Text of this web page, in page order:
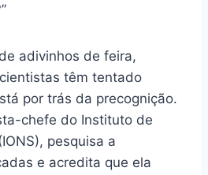
adivinhos de feira,
têm tentado
por trás da precognição.
chefe do Instituto de
pesquisa a
e acredita que ela